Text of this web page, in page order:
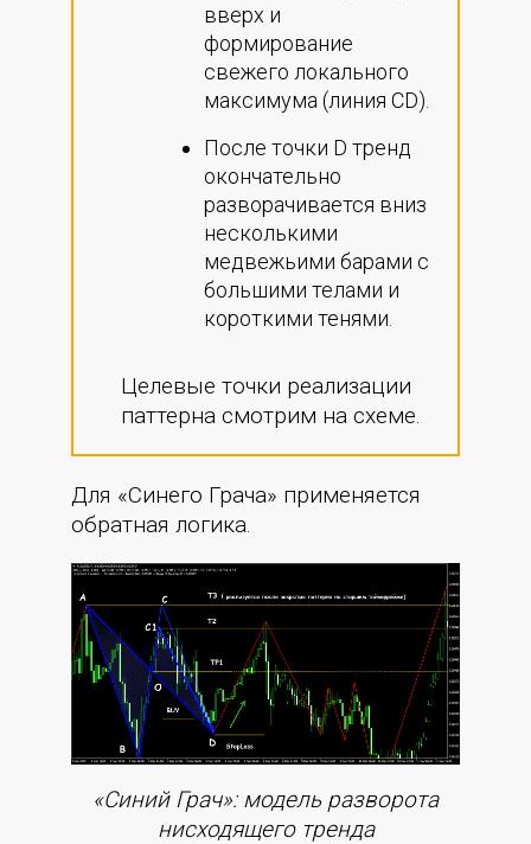
вверх и
формирование
свежего локального
максимума (линия СD).
После точки D тренд
окончательно
разворачивается вниз
несколькими
медвежьими барами с
большими телами и
короткими тенями.
Целевые точки реализации
паттерна смотрим на схеме.
Для «Синего Грача» применяется
обратная логика.
«Синий Грач»: модель разворота
нисходящего тренда